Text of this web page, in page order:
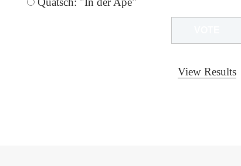
View Results